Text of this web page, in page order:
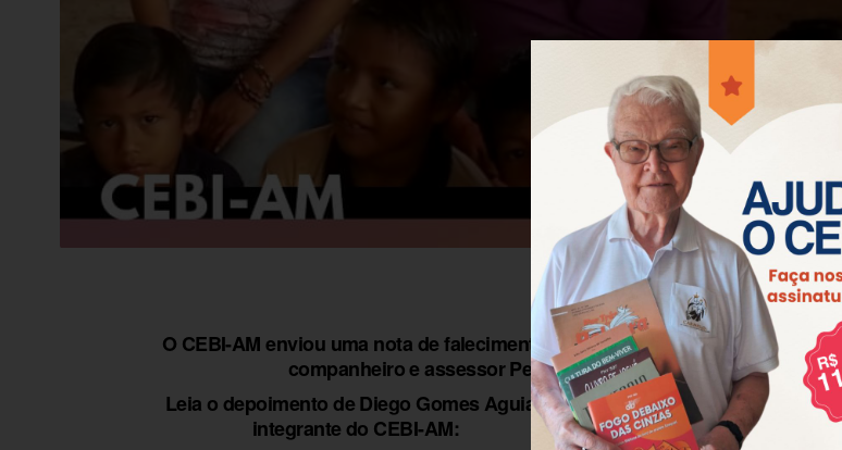
O CEBI-AM enviou uma nota de falecimento para lembrar a memória do grande
companheiro e assessor Pedro dos Santos Pinon.
Leia o depoimento de Diego Gomes Aguiar,
integrante do CEBI-AM: